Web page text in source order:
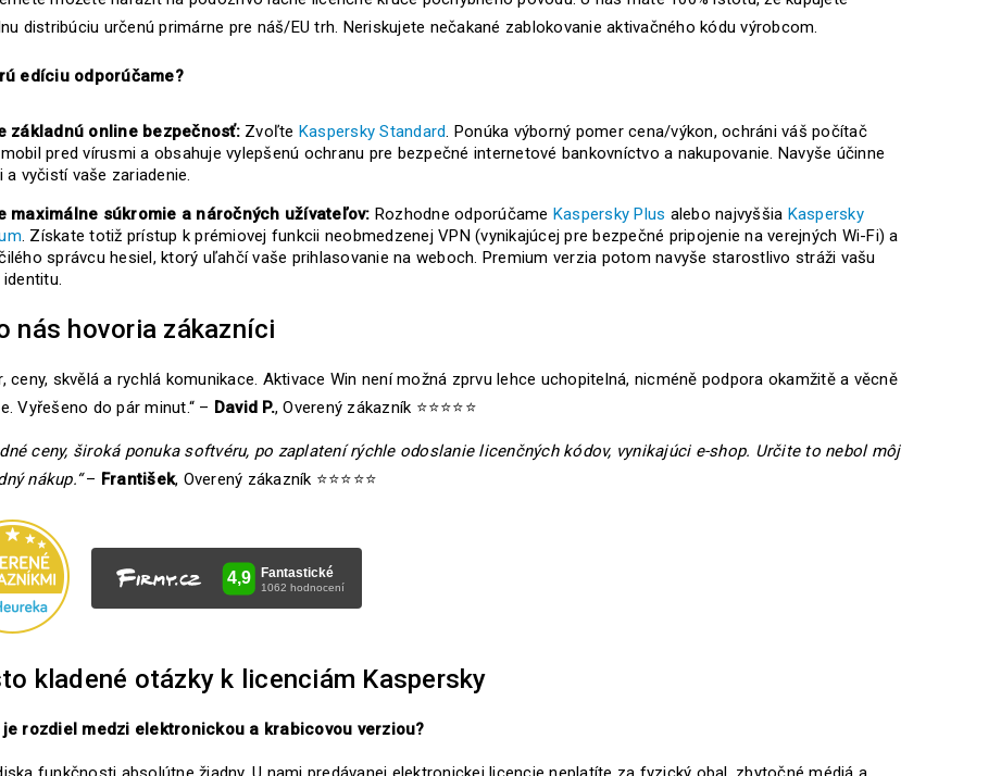
distribúciu určenú primárne pre náš/EU trh. Neriskujete nečakané zablokovanie aktivačného kódu výrobcom.
edíciu odporúčame?
základnú online bezpečnosť:Zvoľte Kaspersky Standard. Ponúka výborný pomer cena/výkon, ochráni váš počítač
pred vírusmi a obsahuje vylepšenú ochranu pre bezpečné internetové bankovníctvo a nakupovanie. Navyše účinne
a vyčistí vaše zariadenie.
maximálne súkromie a náročných užívateľov: Rozhodne odporúčame Kaspersky Plus alebo najvyššia Kaspersky
. Získate totiž prístup k prémiovej funkcii neobmedzenej VPN (vynikajúcej pre bezpečné pripojenie na verejných Wi-Fi) a
správcu hesiel, ktorý uľahčí vaše prihlasovanie na weboch. Premium verzia potom navyše starostlivo stráži vašu
nás hovoria zákazníci
ceny, skvělá a rychlá komunikace. Aktivace Win není možná zprvu lehce uchopitelná, nicméně podpora okamžitě a věcně
Vyřešeno do pár minut.“ – David P., Overený zákazník ⭐⭐⭐⭐⭐
ceny, široká ponuka softvéru, po zaplatení rýchle odoslanie licenčných kódov, vynikajúci e-shop. Určite to nebol môj
nákup.“– František, Overený zákazník ⭐⭐⭐⭐⭐
kladené otázky k licenciám Kaspersky
je rozdiel medzi elektronickou a krabicovou verziou?